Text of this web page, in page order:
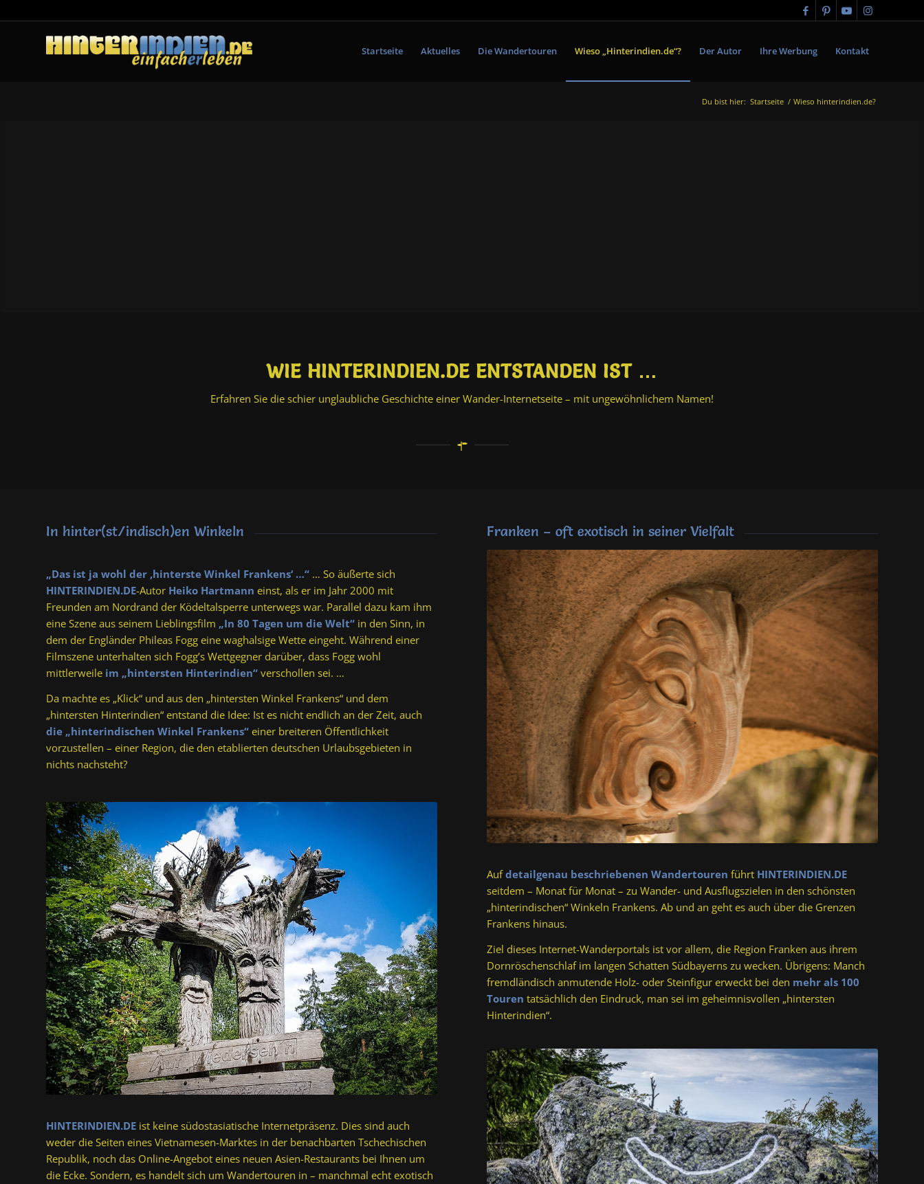
Startseite Aktuelles Die Wandertouren Wieso „Hinterindien.de“? Der Autor Ihre Werbung Kontakt
Du bist hier: Startseite / Wieso hinterindien.de?
WIE HINTERINDIEN.DE ENTSTANDEN IST …
Erfahren Sie die schier unglaubliche Geschichte einer Wander-Internetseite – mit ungewöhnlichem Namen!
In hinter(st/indisch)en Winkeln
„Das ist ja wohl der ,hinterste Winkel Frankens‘ …“ … So äußerte sich
HINTERINDIEN.DE-Autor Heiko Hartmann einst, als er im Jahr 2000 mit
Freunden am Nordrand der Ködeltalsperre unterwegs war. Parallel dazu kam ihm
eine Szene aus seinem Lieblingsfilm „In 80 Tagen um die Welt“ in den Sinn, in
dem der Engländer Phileas Fogg eine waghalsige Wette eingeht. Während einer
Filmszene unterhalten sich Fogg’s Wettgegner darüber, dass Fogg wohl
mittlerweile im „hintersten Hinterindien“ verschollen sei. …
Da machte es „Klick“ und aus den „hintersten Winkel Frankens“ und dem
„hintersten Hinterindien“ entstand die Idee: Ist es nicht endlich an der Zeit, auch
die „hinterindischen Winkel Frankens“ einer breiteren Öffentlichkeit
vorzustellen – einer Region, die den etablierten deutschen Urlaubsgebieten in
nichts nachsteht?
HINTERINDIEN.DE ist keine südostasiatische Internetpräsenz. Dies sind auch
weder die Seiten eines Vietnamesen-Marktes in der benachbarten Tschechischen
Republik, noch das Online-Angebot eines neuen Asien-Restaurants bei Ihnen um
die Ecke. Sondern, es handelt sich um Wandertouren in – manchmal echt exotisch
Franken – oft exotisch in seiner Vielfalt
Aufdetailgenau beschriebenen Wandertouren führt HINTERINDIEN.DE
seitdem – Monat für Monat – zu Wander- und Ausflugszielen in den schönsten
„hinterindischen“ Winkeln Frankens. Ab und an geht es auch über die Grenzen
Frankens hinaus.
Ziel dieses Internet-Wanderportals ist vor allem, die Region Franken aus ihrem
Dornröschenschlaf im langen Schatten Südbayerns zu wecken. Übrigens: Manch
fremdländisch anmutende Holz- oder Steinfigur erweckt bei den mehr als 100
Touren tatsächlich den Eindruck, man sei im geheimnisvollen „hintersten
Hinterindien“.